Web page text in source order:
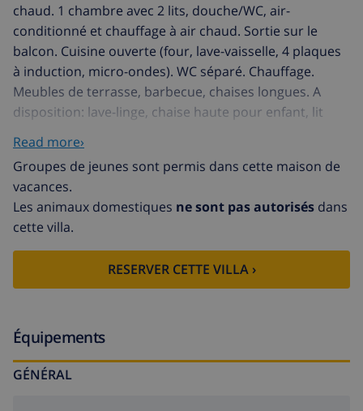
chaud. 1 chambre avec 2 lits, douche/WC, air-
conditionné et chauffage à air chaud. Sortie sur le
balcon. Cuisine ouverte (four, lave-vaisselle, 4 plaques
à induction, micro-ondes). WC séparé. Chauffage.
Meubles de terrasse, barbecue, chaises longues. A
disposition: lave-linge, chaise haute pour enfant, lit
(Connexion WIFI, gratuit). Place de parking près de la
maison. AT-432018-A
Read more›
Groupes de jeunes sont permis dans cette maison de
vacances.
Les animaux domestiques ne sont pas autorisés dans
cette villa.
RESERVER CETTE VILLA ›
Équipements
GÉNÉRAL